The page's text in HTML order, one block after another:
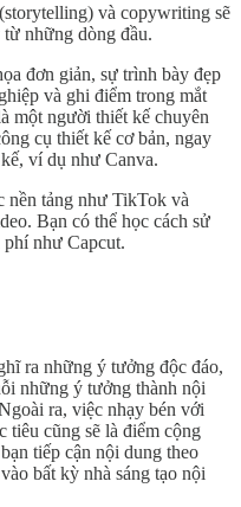
và copywriting sẽ
những dòng đầu.
đơn giản, sự trình bày đẹp
và ghi điểm trong mắt
một người thiết kế chuyên
cụ thiết kế cơ bản, ngay
ví dụ như Canva.
nền tảng như TikTok và
Bạn có thể học cách sử
phí như Capcut.
ra những ý tưởng độc đáo,
những ý tưởng thành nội
ra, việc nhạy bén với
tiêu cũng sẽ là điểm cộng
tiếp cận nội dung theo
bất kỳ nhà sáng tạo nội